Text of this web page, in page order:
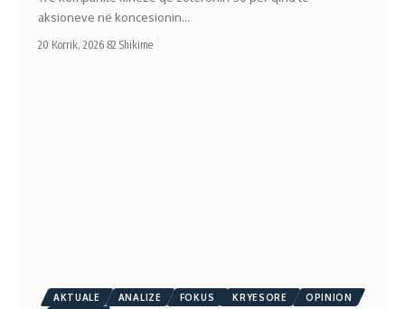
aksioneve në koncesionin…
20 Korrik, 2026 82 Shikime
AKTUALE ANALIZE FOKUS KRYESORE
OPINION